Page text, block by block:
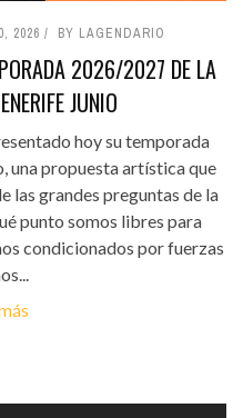
2026 BY LAGENDARIO
2026/2027 DE LA
JUNIO
hoy su temporada
una propuesta artística que
las grandes preguntas de la
punto somos libres para
condicionados por fuerzas